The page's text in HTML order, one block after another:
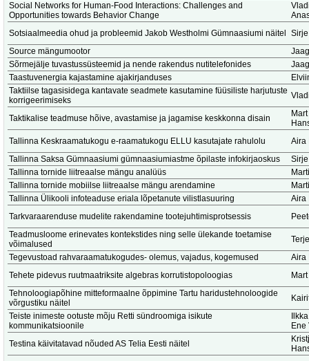
Social Networks for Human-Food Interactions: Challenges and
Opportunities towards Behavior Change
Sotsiaalmeedia ohud ja probleemid Jakob Westholmi Gümnaasiumi näitel
Source mängumootor
Sõrmejälje tuvastussüsteemid ja nende rakendus nutitelefonides
Taastuvenergia kajastamine ajakirjanduses
Taktiilse tagasisidega kantavate seadmete kasutamine füüsiliste harjutuste
korrigeerimiseks
Taktikalise teadmuse hõive, avastamise ja jagamise keskkonna disain
Tallinna Keskraamatukogu e-raamatukogu ELLU kasutajate rahulolu
Aira
Tallinna Saksa Gümnaasiumi gümnaasiumiastme õpilaste infokirjaoskus
Tallinna tornide liitreaalse mängu analüüs
Tallinna tornide mobiilse liitreaalse mängu arendamine
Tallinna Ülikooli infoteaduse eriala lõpetanute vilistlasuuring
Aira
Tarkvaraarenduse mudelite rakendamine tootejuhtimisprotsessis
Teadmusloome erinevates kontekstides ning selle ülekande toetamise
võimalused
Tegevustoad rahvaraamatukogudes- olemus, vajadus, kogemused
Aira
Tehete pidevus ruutmaatriksite algebras korrutistopoloogias
Tehnoloogiapõhine mitteformaalne õppimine Tartu haridustehnoloogide
võrgustiku näitel
Teiste inimeste ootuste mõju Retti sündroomiga isikute
kommunikatsioonile
Ene
Testina käivitatavad nõuded AS Telia Eesti näitel